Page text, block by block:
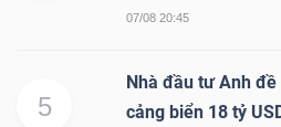
07/08 20:45
5
Nhà đầu tư Anh
cảng biển 18 tỷ